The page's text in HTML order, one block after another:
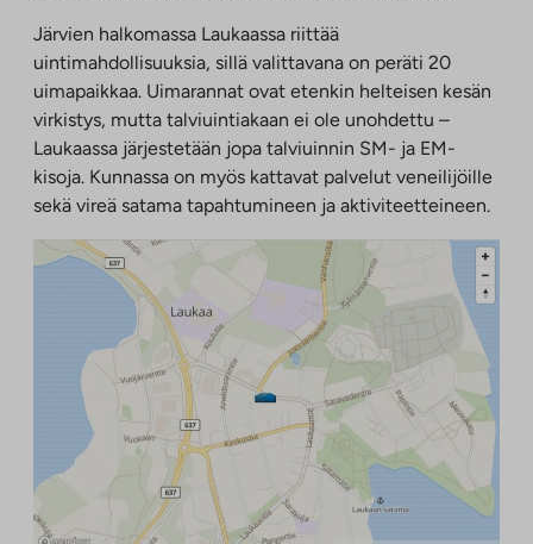
Järvien halkomassa Laukaassa riittää
uintimahdollisuuksia, sillä valittavana on peräti 20
uimapaikkaa. Uimarannat ovat etenkin helteisen kesän
virkistys, mutta talviuintiakaan ei ole unohdettu –
Laukaassa järjestetään jopa talviuinnin SM- ja EM-
kisoja. Kunnassa on myös kattavat palvelut veneilijöille
sekä vireä satama tapahtumineen ja aktiviteetteineen.